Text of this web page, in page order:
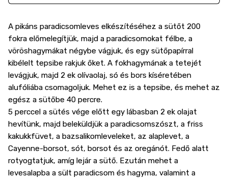
A pikáns paradicsomleves elkészítéséhez a sütőt 200
fokra előmelegítjük, majd a paradicsomokat félbe, a
vöröshagymákat négybe vágjuk, és egy sütőpapírral
kibélelt tepsibe rakjuk őket. A fokhagymának a tetejét
levágjuk, majd 2 ek olívaolaj, só és bors kíséretében
alufóliába csomagoljuk. Mehet ez is a tepsibe, és mehet az
egész a sütőbe 40 percre.
5 perccel a sütés vége előtt egy lábasban 2 ek olajat
hevítünk, majd beleküldjük a paradicsomszószt, a friss
kakukkfüvet, a bazsalikomleveleket, az alaplevet, a
Cayenne-borsot, sót, borsot és az oregánót. Fedő alatt
rotyogtatjuk, amíg lejár a sütő. Ezután mehet a
levesalapba a sült paradicsom és hagyma, valamint a